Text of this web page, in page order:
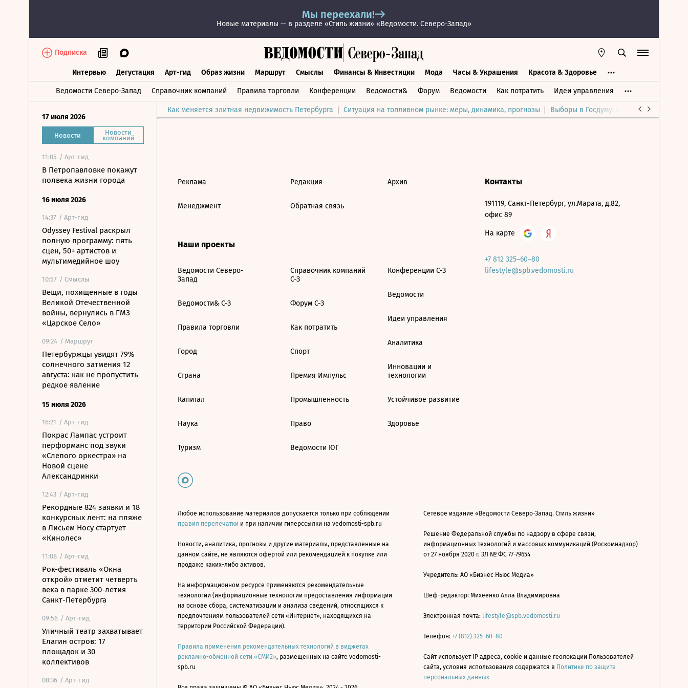
Мы переехали!
Новые материалы — в разделе «Стиль жизни» «Ведомости. Северо-Запад»
Подписка
Интервью Дегустация Арт-гид Образ жизни Маршрут Смыслы Финансы & Инвестиции Мода Часы & Украшения Красота & Здоровье
Ведомости Северо-Запад Справочник компаний Правила торговли Конференции Ведомости& Форум Ведомости Как потратить Идеи управления
Интервью Дегустация Арт-гид Образ жизни Маршрут Смыслы Финансы & Инвестиции Мода Часы & Украшения Дом & Интерьер
Как меняется элитная недвижимость Петербурга Ситуация на топливном рынке: меры, динамика, прогнозы
Выборы в Госдуму: каким был и будет
17 июля 2026
Новости Новости
компаний
11:05 / Арт-гид
В Петропавловке покажут
полвека жизни города
16 июля 2026
14:37 / Арт-гид
Odyssey Festival раскрыл
полную программу: пять
сцен, 50+ артистов и
мультимедийное шоу
10:57 / Смыслы
Вещи, похищенные в годы
Великой Отечественной
войны, вернулись в ГМЗ
«Царское Село»
09:24 / Маршрут
Петербуржцы увидят 79%
солнечного затмения 12
августа: как не пропустить
редкое явление
15 июля 2026
16:21 / Арт-гид
Покрас Лампас устроит
перформанс под звуки
«Слепого оркестра» на
Новой сцене
Александринки
12:43 / Арт-гид
Рекордные 824 заявки и 18
конкурсных лент: на пляже
в Лисьем Носу стартует
«Кинолес»
11:08 / Арт-гид
Рок-фестиваль «Окна
открой» отметит четверть
века в парке 300-летия
Санкт-Петербурга
09:56 / Арт-гид
Уличный театр захватывает
Елагин остров: 17
площадок и 30
коллективов
08:36 / Арт-гид
Реклама
Менеджмент
Редакция
Обратная связь
Архив
Наши проекты
Ведомости Северо-
Запад
Ведомости& С-З
Правила торговли
Город
Страна
Капитал
Наука
Туризм
Справочник компаний
С-З
Форум С-З
Как потратить
Спорт
Премия Импульс
Промышленность
Право
Ведомости ЮГ
Конференции С-З
Ведомости
Идеи управления
Аналитика
Инновации и
технологии
Устойчивое развитие
Здоровье
Контакты
191119, Санкт-Петербург, ул.Марата, д.82,
офис 89
На карте
+7 812 325–60–80
lifestyle@spb.vedomosti.ru
Любое использование материалов допускается только при соблюдении
правил перепечатки и при наличии гиперссылки на vedomosti-spb.ru
Новости, аналитика, прогнозы и другие материалы, представленные на
данном сайте, не являются офертой или рекомендацией к покупке или
продаже каких-либо активов.
На информационном ресурсе применяются рекомендательные
технологии (информационные технологии предоставления информации
на основе сбора, систематизации и анализа сведений, относящихся к
предпочтениям пользователей сети «Интернет», находящихся на
территории Российской Федерации).
Правила применения рекомендательных технологий в виджетах
рекламно-обменной сети «СМИ2», размещенных на сайте vedomosti-
spb.ru
Сетевое издание «Ведомости Северо-Запад. Стиль жизни»
Решение Федеральной службы по надзору в сфере связи,
информационных технологий и массовых коммуникаций (Роскомнадзор)
от 27 ноября 2020 г. ЭЛ № ФС 77-79654
Учредитель: АО «Бизнес Ньюс Медиа»
Шеф-редактор: Михеенко Алла Владимировна
Электронная почта: lifestyle@spb.vedomosti.ru
Телефон: +7 (812) 325–60–80
Сайт использует IP адреса, cookie и данные геолокации Пользователей
сайта, условия использования содержатся в Политике по защите
персональных данных